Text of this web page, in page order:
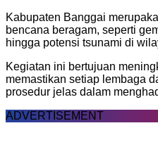
Kabupaten Banggai
bencana beragam, seperti
hingga potensi tsunami di
Kegiatan ini bertujuan
memastikan setiap lembaga
prosedur jelas dalam
ADVERTISEMENT